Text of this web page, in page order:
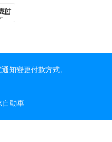
知變更付款方式。
動車